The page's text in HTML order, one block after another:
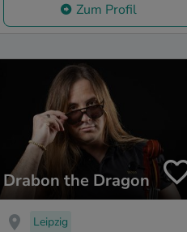
Zum Profil
Drabon the Dragon
Leipzig